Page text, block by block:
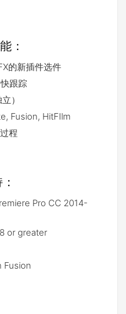
：
的新插件选件
跟踪
）
Fusion, HitFIlm
程
Pro CC 2014-
or greater
Fusion